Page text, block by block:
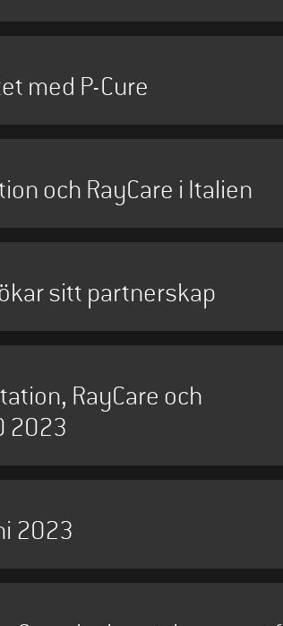
med P-Cure
och RayCare i Italien
sitt partnerskap
RayCare och
2023
2023